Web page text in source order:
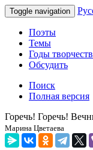
Toggle navigation
Поэты
Темы
Годы
Обсудить
Поиск
Полная версия
Горечь! Горечь!
Марина Цветаева